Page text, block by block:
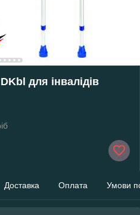
для інвалідів
Доставка Оплата Умови